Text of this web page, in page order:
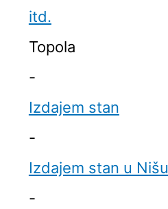
itd.
Topola
-
Izdajem stan
-
Izdajem stan u Nišu
-